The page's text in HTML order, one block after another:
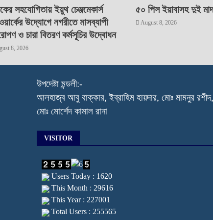
সহযোগিতায় ইয়ুথ চেঞ্জমেকার্স
উদ্যোগে নগরীতে মাসব্যাপী
ও চারা বিতরণ কর্মসূচির উদ্বোধন
8, 2026
৫০ পিস ইয়াবাসহ দুই
August 8, 2026
উপদেষ্টা মন্ডলী:-
আলহাজ্ব আবু বাক্কার, ইব্রাহিম হায়দার, মোঃ মামনুর রশীদ,
মোঃ মোর্শেদ কামাল রানা
VISITOR
Users Today : 1620
This Month : 29616
This Year : 227001
Total Users : 255565